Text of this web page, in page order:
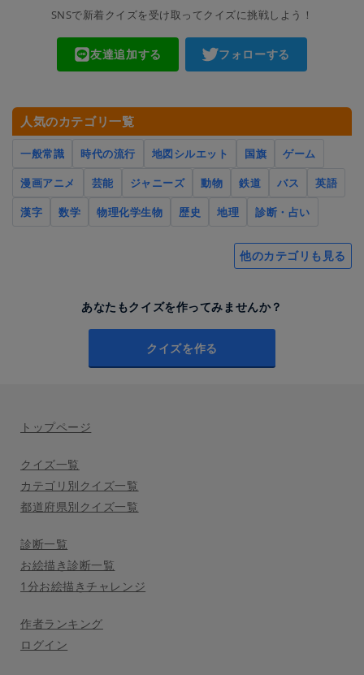
SNSで新着クイズを受け取ってクイズに挑戦しよう！
友達追加する フォローする
人気のカテゴリ一覧
一般常識 時代の流行 地図シルエット 国旗
ゲーム
漫画アニメ
芸能 ジャニーズ 動物 鉄道 バス
英語
漢字
数学 物理化学生物 歴史 地理 診断・占い
他のカテゴリも見る
あなたもクイズを作ってみませんか？
クイズを作る
トップページ
クイズ一覧
カテゴリ別クイズ一覧
都道府県別クイズ一覧
診断一覧
お絵描き診断一覧
1分お絵描きチャレンジ
作者ランキング
ログイン